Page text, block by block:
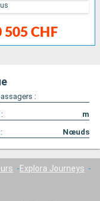
505 CHF
:
m
Nœuds
Explora Journeys